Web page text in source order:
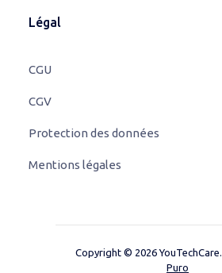
Légal
CGU
CGV
Protection des données
Mentions légales
Copyright © 2026 YouTechCare.
Puro